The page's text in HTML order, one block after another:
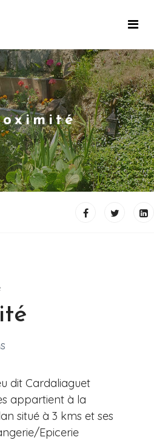
dit Cardaliaguet
appartient à la
situé à 3 kms et ses
Epicerie